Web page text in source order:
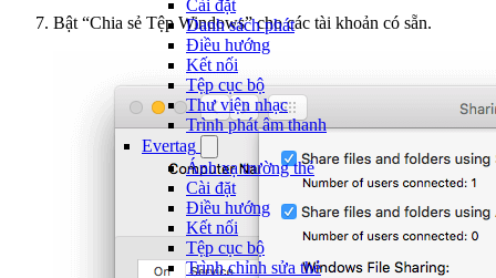
Cài đặt
Danh sách phát
Điều hướng
Kết nối
Tệp cục bộ
Thư viện nhạc
Trình phát âm thanh
Evertag
Ánh xạ trường thẻ
Cài đặt
Điều hướng
Kết nối
Tệp cục bộ
Trình chỉnh sửa thẻ
Bật “Chia sẻ Tệp Windows” cho các tài khoản có sẵn.